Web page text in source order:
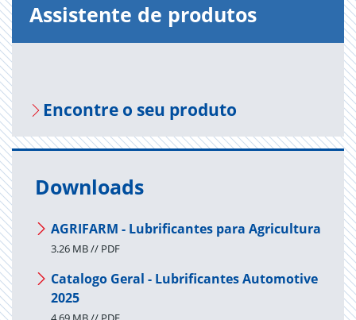
Assistente de produtos
Encontre o seu produto
Downloads
AGRIFARM - Lubrificantes para Agricultura
3.26 MB // PDF
Catalogo Geral - Lubrificantes Automotive
2025